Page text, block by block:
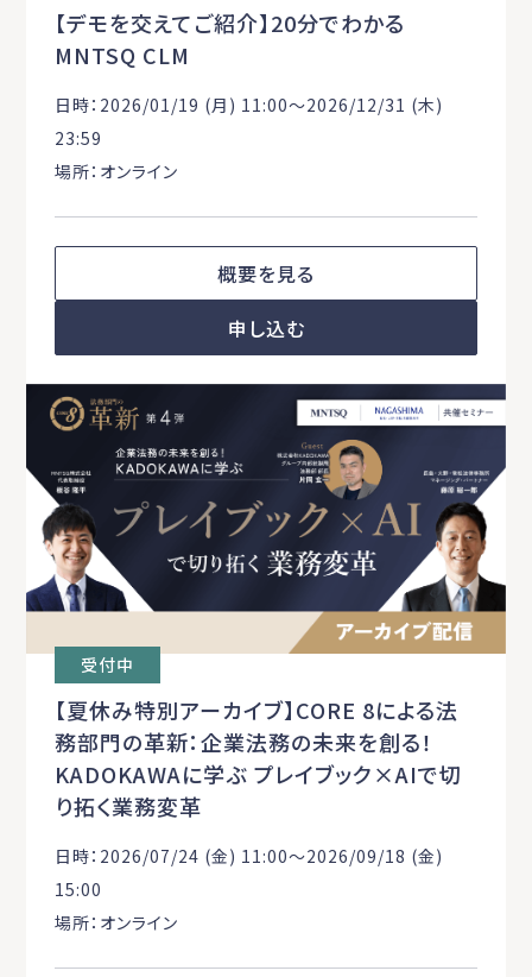
【デモを交えてご紹介】20分でわかる
MNTSQ CLM
日時：2026/01/19 (月) 11:00〜2026/12/31 (木)
23:59
場所：オンライン
概要を見る
申し込む
受付中
【夏休み特別アーカイブ】CORE 8による法
務部門の革新：企業法務の未来を創る！
KADOKAWAに学ぶ プレイブック×AIで切
り拓く業務変革
日時：2026/07/24 (金) 11:00〜2026/09/18 (金)
15:00
場所：オンライン